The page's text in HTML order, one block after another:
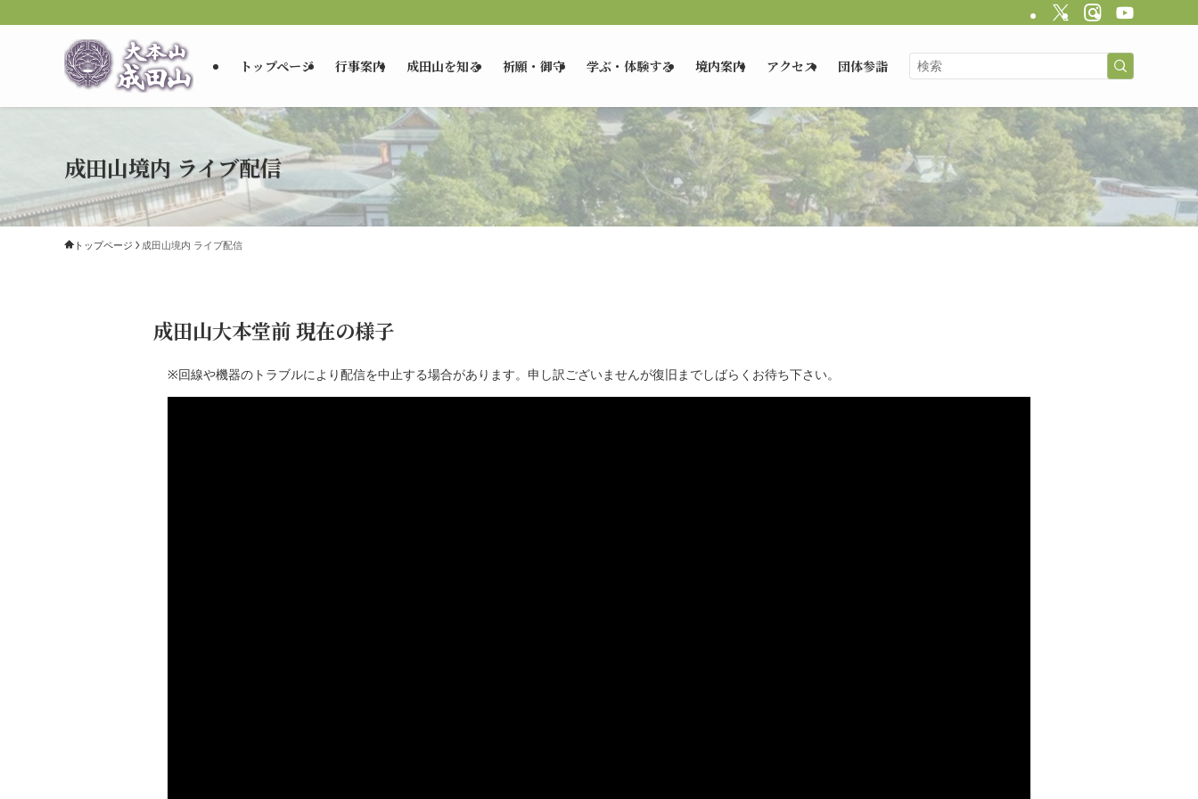
トップページ 行事案内 成田山を知る 祈願・御守 学ぶ・体験する 境内案内 アクセス 団体参詣
成田山境内 ライブ配信
トップページ 成田山境内 ライブ配信
成田山大本堂前 現在の様子
※回線や機器のトラブルにより配信を中止する場合があります。申し訳ございませんが復旧までしばらくお待ち下さい。